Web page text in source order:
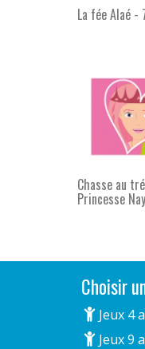
La fée Alaé -
Chasse au
Princesse
Choisir
Jeux 4
Jeux 9